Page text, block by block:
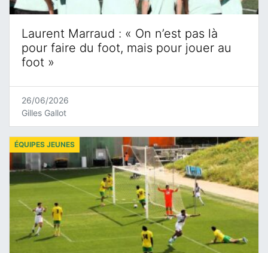
Laurent Marraud : « On n’est pas là
pour faire du foot, mais pour jouer au
foot »
26/06/2026
Gilles Gallot
ÉQUIPES JEUNES